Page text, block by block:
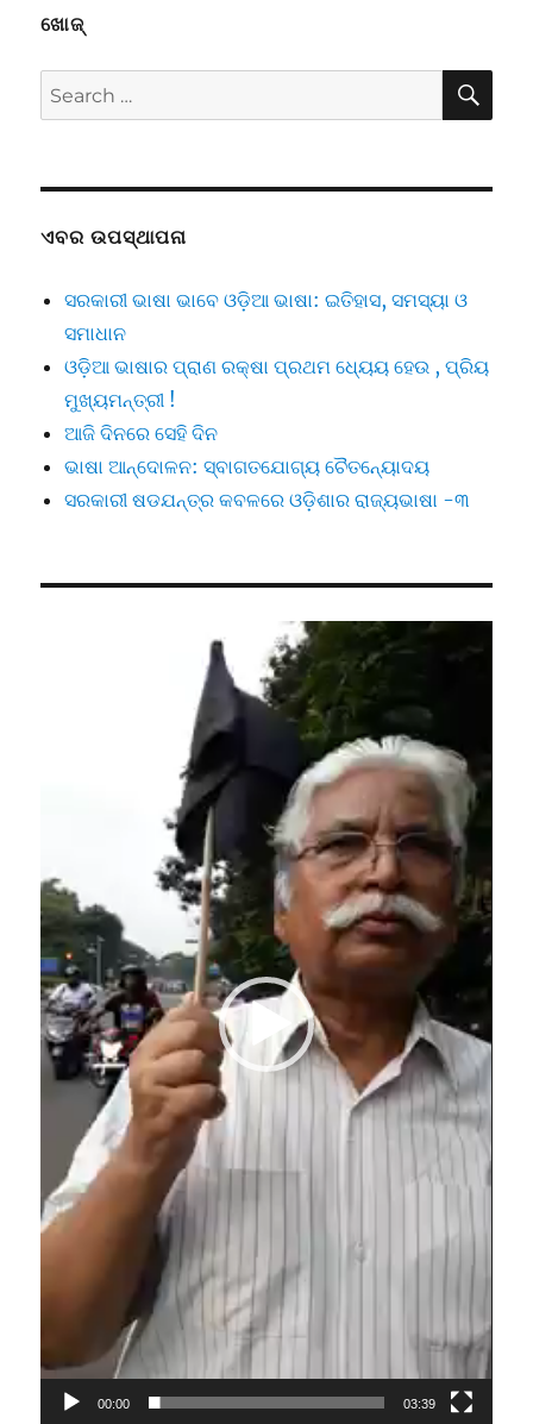
ଖୋଜ୍
Search
for:
ଏବର ଉପସ୍ଥାପନା
ସରକାରୀ ଭାଷା ଭାବେ ଓଡ଼ିଆ ଭାଷା: ଇତିହାସ, ସମସ୍ୟା ଓ
ସମାଧାନ
ଓଡ଼ିଆ ଭାଷାର ପ୍ରାଣ ରକ୍ଷା ପ୍ରଥମ ଧ୍ୟେୟ ହେଉ , ପ୍ରିୟ
ମୁଖ୍ୟମନ୍ତ୍ରୀ !
ଆଜି ଦିନରେ ସେହି ଦିନ
ଭାଷା ଆନ୍ଦୋଳନ: ସ୍ବାଗତଯୋଗ୍ୟ ଚୈତନ୍ୟୋଦୟ
ସରକାରୀ ଷଡଯନ୍ତ୍ର କବଳରେ ଓଡ଼ିଶାର ରାଜ୍ୟଭାଷା -୩
00:00 03:39